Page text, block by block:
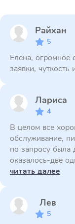
Райхан
5
Елена, огромное
заявки,
Лариса
4
В целом все
обслуживание,
по запросу была
оказалось-две
читать далее
Лев
5